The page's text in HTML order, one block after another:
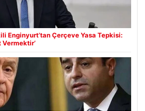
Enginyurt’tan Çerçeve Yasa Tepkisi:
Vermektir’